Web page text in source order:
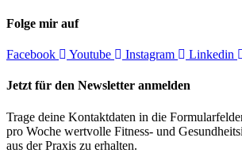
Folge mir auf
Facebook Youtube Instagram Linkedin
Jetzt für den Newsletter anmelden
Trage deine Kontaktdaten in die
pro Woche wertvolle Fitness- und
aus der Praxis zu erhalten.